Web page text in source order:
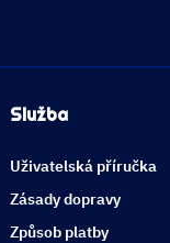
Služba
Uživatelská příručka
Zásady dopravy
Způsob platby